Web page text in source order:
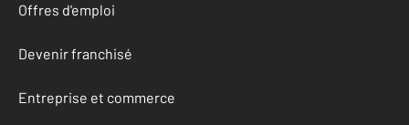
Offres d'emploi
Devenir franchisé
Entreprise et commerce